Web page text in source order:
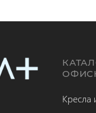
Кресла